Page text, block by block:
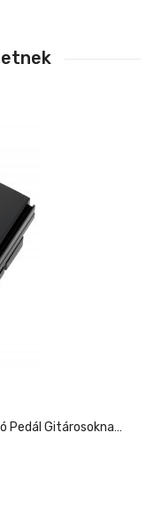
Soundsation FS200-OF Ki/Be Kapcsoló Pedál Gitárosoknak, LED Kijelzõvel